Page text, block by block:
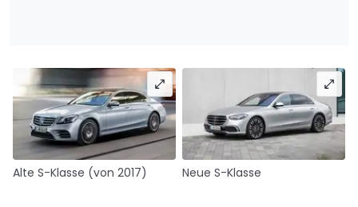
Alte S-Klasse (von 2017) Neue S-Klasse